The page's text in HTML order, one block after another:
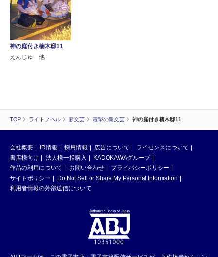
TOP ライトノベル 新文芸 電撃の新文芸 神の庭付き楠木邸11
神の庭付き楠木邸11
えんじゅ 他
会社概要 IR情報 採用情報 広告について
ライセンスについて
書店様向け
法人様一括購入
KADOKAWAグループ
作品の利用について
お問い合わせ
プライバシーポリシー
サイトポリシー
Do Not Sell or Share My Personal Information
利用者情報の外部送信について